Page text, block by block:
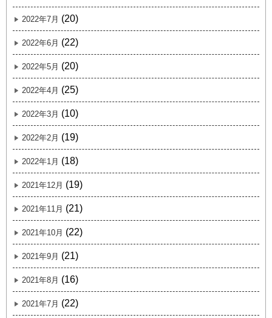
2022年7月 (20)
2022年6月 (22)
2022年5月 (20)
2022年4月 (25)
2022年3月 (10)
2022年2月 (19)
2022年1月 (18)
2021年12月 (19)
2021年11月 (21)
2021年10月 (22)
2021年9月 (21)
2021年8月 (16)
2021年7月 (22)